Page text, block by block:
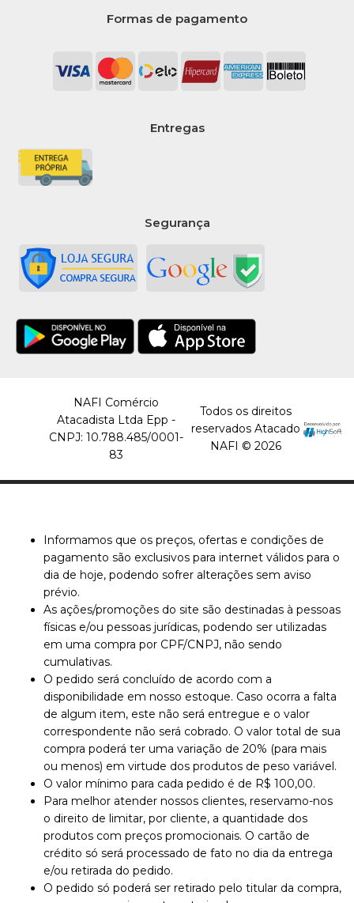
Formas de pagamento
Entregas
Segurança
NAFI Comércio
Atacadista Ltda Epp -
CNPJ: 10.788.485/0001-
83
Todos os direitos
reservados Atacado
NAFI © 2026
Informamos que os preços, ofertas e condições de
pagamento são exclusivos para internet válidos para o
dia de hoje, podendo sofrer alterações sem aviso
prévio.
As ações/promoções do site são destinadas à pessoas
físicas e/ou pessoas jurídicas, podendo ser utilizadas
em uma compra por CPF/CNPJ, não sendo
cumulativas.
O pedido será concluído de acordo com a
disponibilidade em nosso estoque. Caso ocorra a falta
de algum item, este não será entregue e o valor
correspondente não será cobrado. O valor total de sua
compra poderá ter uma variação de 20% (para mais
ou menos) em virtude dos produtos de peso variável.
O valor mínimo para cada pedido é de R$ 100,00.
Para melhor atender nossos clientes, reservamo-nos
o direito de limitar, por cliente, a quantidade dos
produtos com preços promocionais. O cartão de
crédito só será processado de fato no dia da entrega
e/ou retirada do pedido.
O pedido só poderá ser retirado pelo titular da compra,